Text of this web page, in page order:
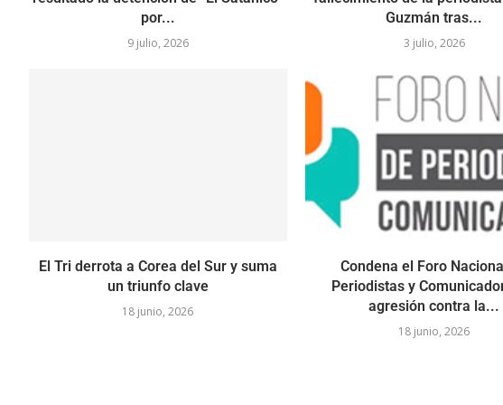
por...
9 julio, 2026
Guzmán tras...
3 julio, 2026
El Tri derrota a Corea del Sur y suma
un triunfo clave
18 junio, 2026
Condena el Foro
Periodistas y
agresión contra la...
18 junio, 2026